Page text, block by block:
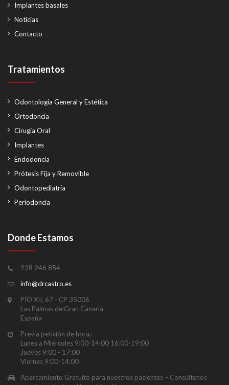
Implantes basales
Noticias
Contacto
Tratamientos
Odontología General y Estética
Ortodoncia
Cirugía Oral
Implantes
Endodoncia
Prótesis Fija y Removible
Odontopediatría
Periodoncia
Donde Estamos
928 246 854
info@drcastro.es
PÍO XII, 67 - CP 35006
Las Palmas de Gran Canaria
España
Previa petición de hora,:
Lunes a Miércoles 9:00-14:00 16:00-19:00
Jueves 9:00 - 17:00
Viernes 9:00-14:00
Aparcamiento Gratuito para nuestros pacientes – Consúltenos